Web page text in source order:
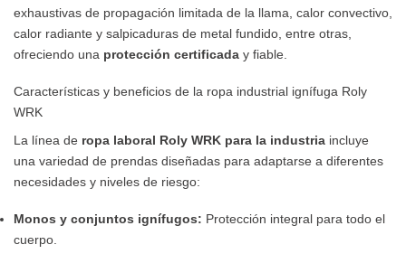
exhaustivas de propagación limitada de la llama, calor convectivo,
calor radiante y salpicaduras de metal fundido, entre otras,
ofreciendo una protección certificada y fiable.
Características y beneficios de la ropa industrial ignífuga Roly
WRK
La línea de ropa laboral Roly WRK para la industria incluye
una variedad de prendas diseñadas para adaptarse a diferentes
necesidades y niveles de riesgo:
Monos y conjuntos ignífugos: Protección integral para todo el
cuerpo.